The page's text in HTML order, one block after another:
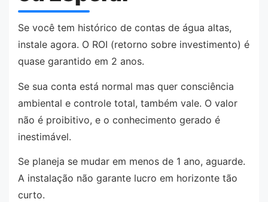
Se você tem histórico de contas de água altas,
instale agora. O ROI (retorno sobre investimento) é
quase garantido em 2 anos.
Se sua conta está normal mas quer consciência
ambiental e controle total, também vale. O valor
não é proibitivo, e o conhecimento gerado é
inestimável.
Se planeja se mudar em menos de 1 ano, aguarde.
A instalação não garante lucro em horizonte tão
curto.